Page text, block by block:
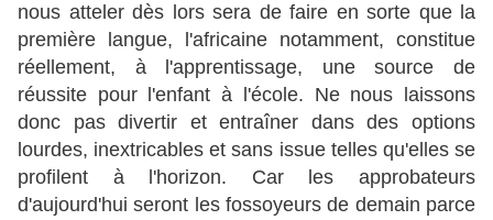
nous atteler dès lors sera de faire en sorte que la
première langue, l'africaine notamment, constitue
réellement, à l'apprentissage, une source de
réussite pour l'enfant à l'école. Ne nous laissons
donc pas divertir et entraîner dans des options
lourdes, inextricables et sans issue telles qu'elles se
profilent à l'horizon. Car les approbateurs
d'aujourd'hui seront les fossoyeurs de demain parce